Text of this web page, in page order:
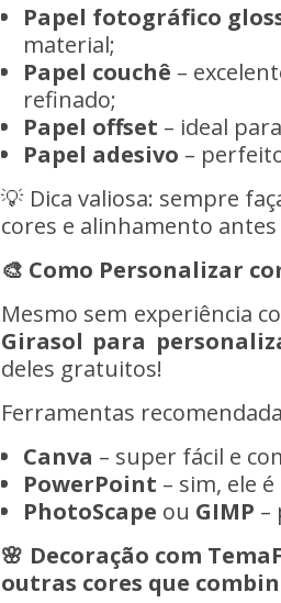
Papel fotográfico
material;
Papel couchê –
refinado;
Papel offset – ideal
Papel adesivo –
💡 Dica valiosa: sempre
cores e alinhamento
🎨 Como Personalizar
Mesmo sem experiência
Girasol para
deles gratuitos!
Ferramentas
Canva – super fácil e
PowerPoint – sim, ele
PhotoScape ou GIMP –
🌸 Decoração com
outras cores que